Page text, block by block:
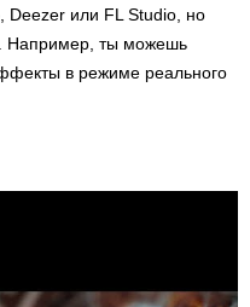
или FL Studio, но
Например, ты можешь
в режиме реального